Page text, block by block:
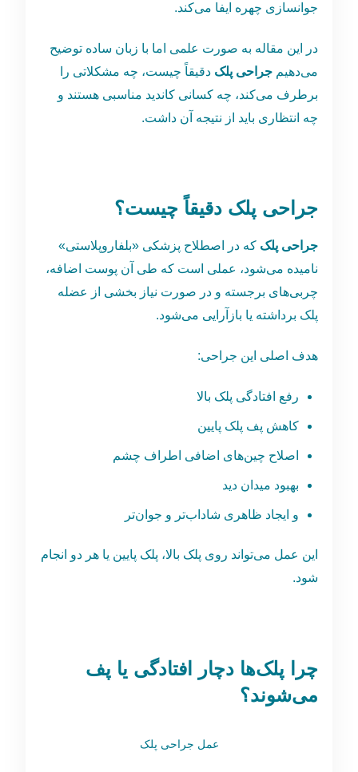
جوانسازی چهره ایفا می‌کند.
در این مقاله به ‌صورت علمی اما با زبان ساده توضیح
می‌دهیمجراحی پلک دقیقاً چیست، چه مشکلاتی را
برطرف می‌کند، چه کسانی کاندید مناسبی هستند و
چه انتظاری باید از نتیجه آن داشت.
جراحی پلک دقیقاً چیست؟
جراحی پلککه در اصطلاح پزشکی «بلفاروپلاستی»
نامیده می‌شود، عملی است که طی آن پوست اضافه،
چربی‌های برجسته و در صورت نیاز بخشی از عضله
پلک برداشته یا بازآرایی می‌شود.
هدف اصلی این جراحی:
رفع افتادگی پلک بالا
کاهش پف پلک پایین
اصلاح چین‌های اضافی اطراف چشم
بهبود میدان دید
و ایجاد ظاهری شاداب‌تر و جوان‌تر
این عمل می‌تواند روی پلک بالا، پلک پایین یا هر دو انجام
شود.
چرا پلک‌ها دچار افتادگی یا پف
می‌شوند؟
عمل جراحی پلک